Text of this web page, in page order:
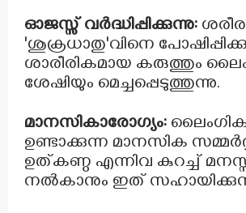
ഓജസ്സ് വർദ്ധിപ്പിക്കുന്നു:
'ശുക്രധാതു'വിനെ
ശാരീരികമായ കരുത്തും
ശേഷിയും മെച്ചപ്പെടുത്തുന്നു.
മാനസികാരോഗ്യം:
ഉണ്ടാക്കുന്ന മാനസിക
ഉത്കണ്ഠ എന്നിവ കുറച്ച്
നൽകാനും ഇത്